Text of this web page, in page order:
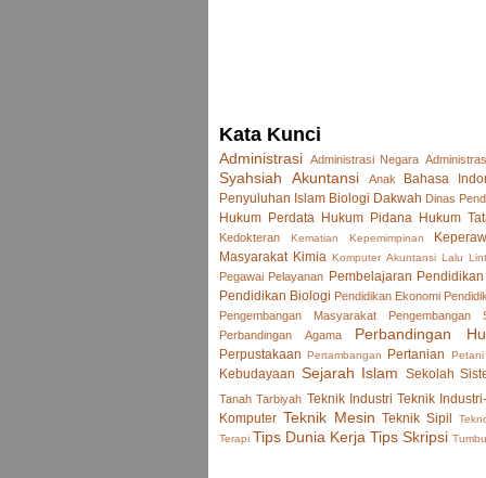
Kata Kunci
Administrasi Administrasi Negara
Syahsiah
Akuntansi Anak Bahasa
Penyuluhan Islam Biologi Dakwah Dinas
Hukum Perdata Hukum Pidana Hukum
Kedokteran
Kematian Kepemimpinan
Masyarakat Kimia Komputer Akuntansi Lalu
Pegawai Pelayanan Pembelajaran
Pendidikan Biologi Pendidikan Ekonomi
Pengembangan Masyarakat Pengembangan
Perbandingan Agama Perbandingan
Perpustakaan Pertambangan Pertanian Petani
Kebudayaan Sejarah Islam Sekolah
Tanah Tarbiyah Teknik Industri Teknik
Komputer Teknik Mesin Teknik Sipil
Terapi Tips Dunia Kerja Tips Skripsi